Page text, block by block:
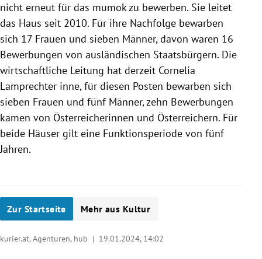
nicht erneut für das mumok zu bewerben. Sie leitet
das Haus seit 2010. Für ihre Nachfolge bewarben
sich 17 Frauen und sieben Männer, davon waren 16
Bewerbungen von ausländischen Staatsbürgern. Die
wirtschaftliche Leitung hat derzeit Cornelia
Lamprechter inne, für diesen Posten bewarben sich
sieben Frauen und fünf Männer, zehn Bewerbungen
kamen von Österreicherinnen und Österreichern. Für
beide Häuser gilt eine Funktionsperiode von fünf
Jahren.
Zur Startseite Mehr aus Kultur
kurier.at, Agenturen, hub | 19.01.2024, 14:02